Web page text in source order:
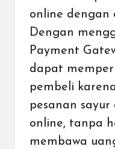
online dengan
Dengan
Payment
dapat
pembeli
pesanan sayur
online, tanpa
membawa